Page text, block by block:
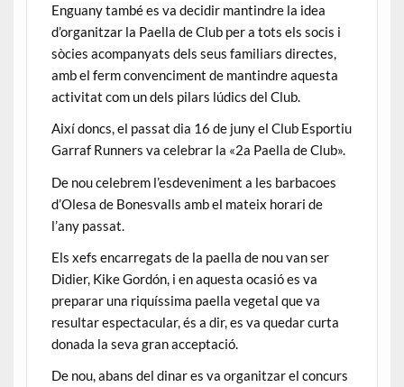
Enguany també es va decidir mantindre la idea
d’organitzar la Paella de Club per a tots els socis i
sòcies acompanyats dels seus familiars directes,
amb el ferm convenciment de mantindre aquesta
activitat com un dels pilars lúdics del Club.
Així doncs, el passat dia 16 de juny el Club Esportiu
Garraf Runners va celebrar la «2a Paella de Club».
De nou celebrem l’esdeveniment a les barbacoes
d’Olesa de Bonesvalls amb el mateix horari de
l’any passat.
Els xefs encarregats de la paella de nou van ser
Didier, Kike Gordón, i en aquesta ocasió es va
preparar una riquíssima paella vegetal que va
resultar espectacular, és a dir, es va quedar curta
donada la seva gran acceptació.
De nou, abans del dinar es va organitzar el concurs